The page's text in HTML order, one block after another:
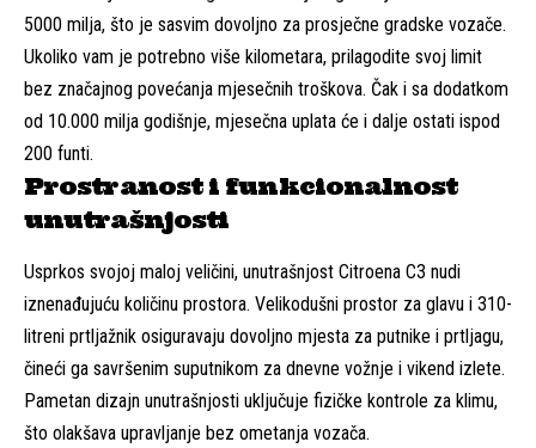
5000 milja, što je sasvim dovoljno za prosječne gradske vozače.
Ukoliko vam je potrebno više kilometara, prilagodite svoj limit
bez značajnog povećanja mjesečnih troškova. Čak i sa dodatkom
od 10.000 milja godišnje, mjesečna uplata će i dalje ostati ispod
200 funti.
Prostranost i funkcionalnost
unutrašnjosti
Usprkos svojoj maloj veličini, unutrašnjost Citroena C3 nudi
iznenađujuću količinu prostora. Velikodušni prostor za glavu i 310-
litreni prtljažnik osiguravaju dovoljno mjesta za putnike i prtljagu,
čineći ga savršenim suputnikom za dnevne vožnje i vikend izlete.
Pametan dizajn unutrašnjosti uključuje fizičke kontrole za klimu,
što olakšava upravljanje bez ometanja vozača.